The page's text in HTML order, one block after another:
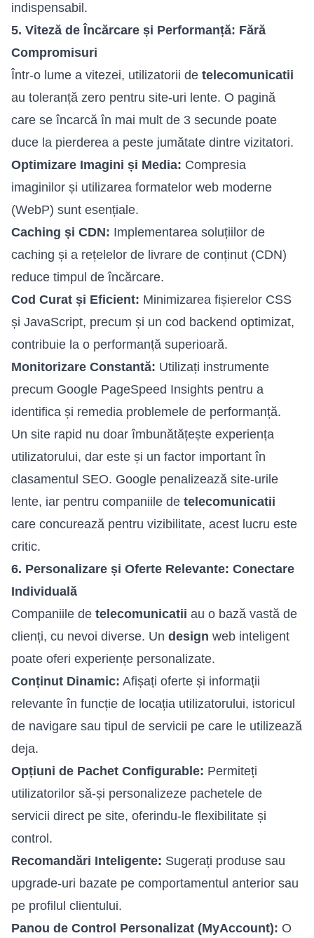
indispensabil.
5. Viteză de Încărcare și Performanță: Fără
Compromisuri
Într-o lume a vitezei, utilizatorii de telecomunicatii
au toleranță zero pentru site-uri lente. O pagină
care se încarcă în mai mult de 3 secunde poate
duce la pierderea a peste jumătate dintre vizitatori.
Optimizare Imagini și Media: Compresia
imaginilor și utilizarea formatelor web moderne
(WebP) sunt esențiale.
Caching și CDN: Implementarea soluțiilor de
caching și a rețelelor de livrare de conținut (CDN)
reduce timpul de încărcare.
Cod Curat și Eficient: Minimizarea fișierelor CSS
și JavaScript, precum și un cod backend optimizat,
contribuie la o performanță superioară.
Monitorizare Constantă: Utilizați instrumente
precum Google PageSpeed Insights pentru a
identifica și remedia problemele de performanță.
Un site rapid nu doar îmbunătățește experiența
utilizatorului, dar este și un factor important în
clasamentul SEO. Google penalizează site-urile
lente, iar pentru companiile de telecomunicatii
care concurează pentru vizibilitate, acest lucru este
critic.
6. Personalizare și Oferte Relevante: Conectare
Individuală
Companiile de telecomunicatii au o bază vastă de
clienți, cu nevoi diverse. Un design web inteligent
poate oferi experiențe personalizate.
Conținut Dinamic: Afișați oferte și informații
relevante în funcție de locația utilizatorului, istoricul
de navigare sau tipul de servicii pe care le utilizează
deja.
Opțiuni de Pachet Configurable: Permiteți
utilizatorilor să-și personalizeze pachetele de
servicii direct pe site, oferindu-le flexibilitate și
control.
Recomandări Inteligente: Sugerați produse sau
upgrade-uri bazate pe comportamentul anterior sau
pe profilul clientului.
Panou de Control Personalizat (MyAccount): O